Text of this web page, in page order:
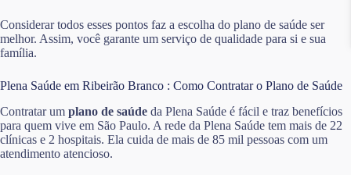
Considerar todos esses pontos faz a escolha do plano de saúde ser
melhor. Assim, você garante um serviço de qualidade para si e sua
família.
Plena Saúde em Ribeirão Branco : Como Contratar o Plano de Saúde
Contratar um plano de saúde da Plena Saúde é fácil e traz benefícios
para quem vive em São Paulo. A rede da Plena Saúde tem mais de 22
clínicas e 2 hospitais. Ela cuida de mais de 85 mil pessoas com um
atendimento atencioso.